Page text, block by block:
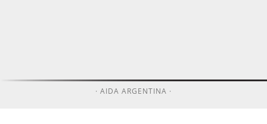
· AIDA ARGENTINA ·